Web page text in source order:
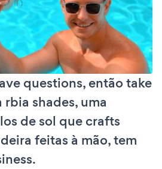
questions, então take
shades, uma
de sol que crafts
feitas à mão, tem